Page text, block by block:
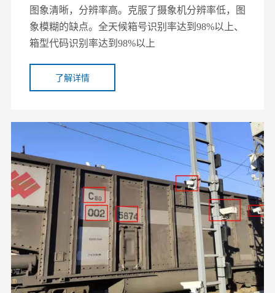
图象清晰，分辨率高。克服了摄象机分辨率低，图
象模糊的缺点。全天候箱号识别率达到98%以上、
箱型代码识别率达到98%以上
了解详情